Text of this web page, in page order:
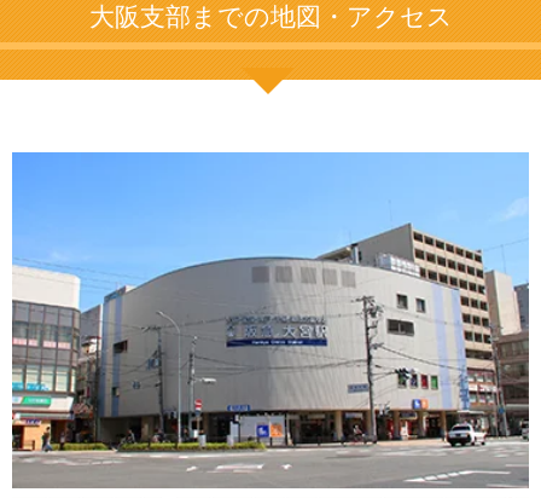
大阪支部までの地図・アクセス